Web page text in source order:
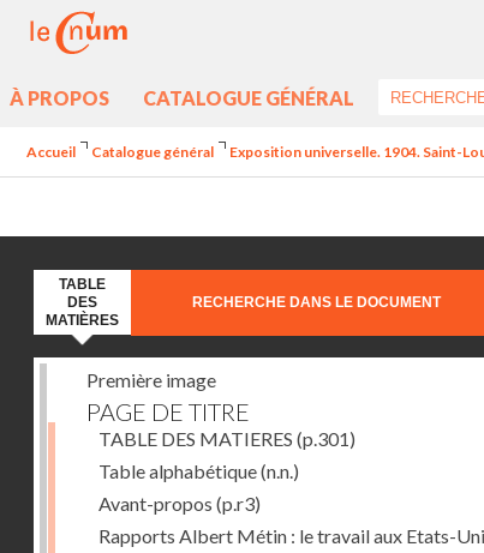
À PROPOS CATALOGUE GÉNÉRAL
Accueil Catalogue général Exposition universelle. 1904. Saint-
TABLE
DES
MATIÈRES
RECHERCHE DANS LE DOCUMENT
Première image
PAGE DE TITRE
TABLE DES MATIERES (p.301)
Table alphabétique(n.n.)
Avant-propos (p.r3)
Rapports Albert Métin : le travail aux Etats-